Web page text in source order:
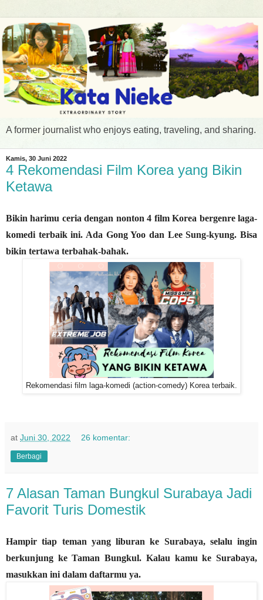
A former journalist who enjoys eating, traveling, and sharing.
Kamis, 30 Juni 2022
4 Rekomendasi Film Korea yang Bikin
Ketawa
Bikin harimu ceria dengan nonton 4 film Korea bergenre laga-
komedi terbaik ini. Ada Gong Yoo dan Lee Sung-kyung. Bisa
bikin tertawa terbahak-bahak.
Rekomendasi film laga-komedi (action-comedy) Korea terbaik.
at Juni 30, 2022 26 komentar:
Berbagi
7 Alasan Taman Bungkul Surabaya Jadi
Favorit Turis Domestik
Hampir tiap teman yang liburan ke Surabaya, selalu ingin
berkunjung ke Taman Bungkul. Kalau kamu ke Surabaya,
masukkan ini dalam daftarmu ya.